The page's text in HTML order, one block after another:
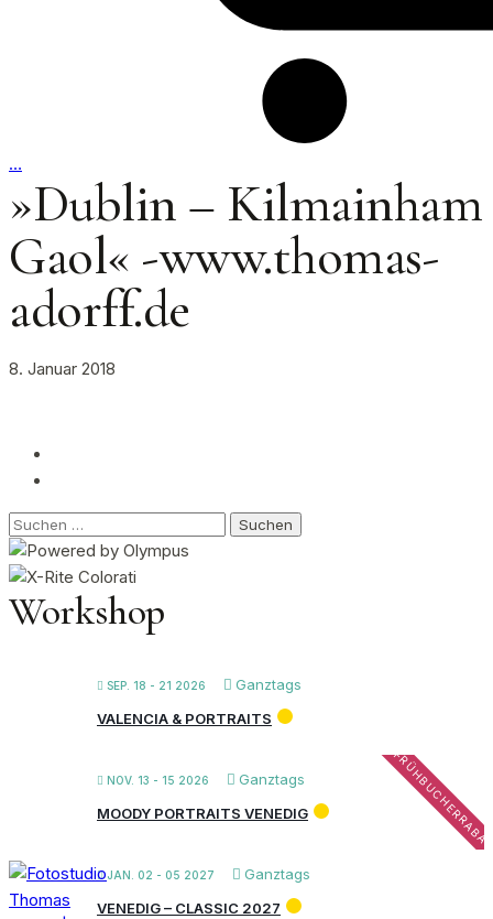
…
»Dublin – Kilmainham
Gaol« -www.thomas-
adorff.de
8. Januar 2018
Suchen
nach:
Workshop
SEP. 18 - 21 2026
Ganztags
VALENCIA & PORTRAITS
NOV. 13 - 15 2026 Ganztags
MOODY PORTRAITS VENEDIG
JAN. 02 - 05 2027
Ganztags
VENEDIG – CLASSIC 2027